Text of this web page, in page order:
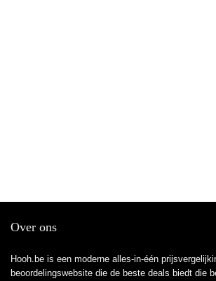
Over ons
Hooh.be is een moderne alles-in-één
beoordelingswebsite die de beste deals biedt die